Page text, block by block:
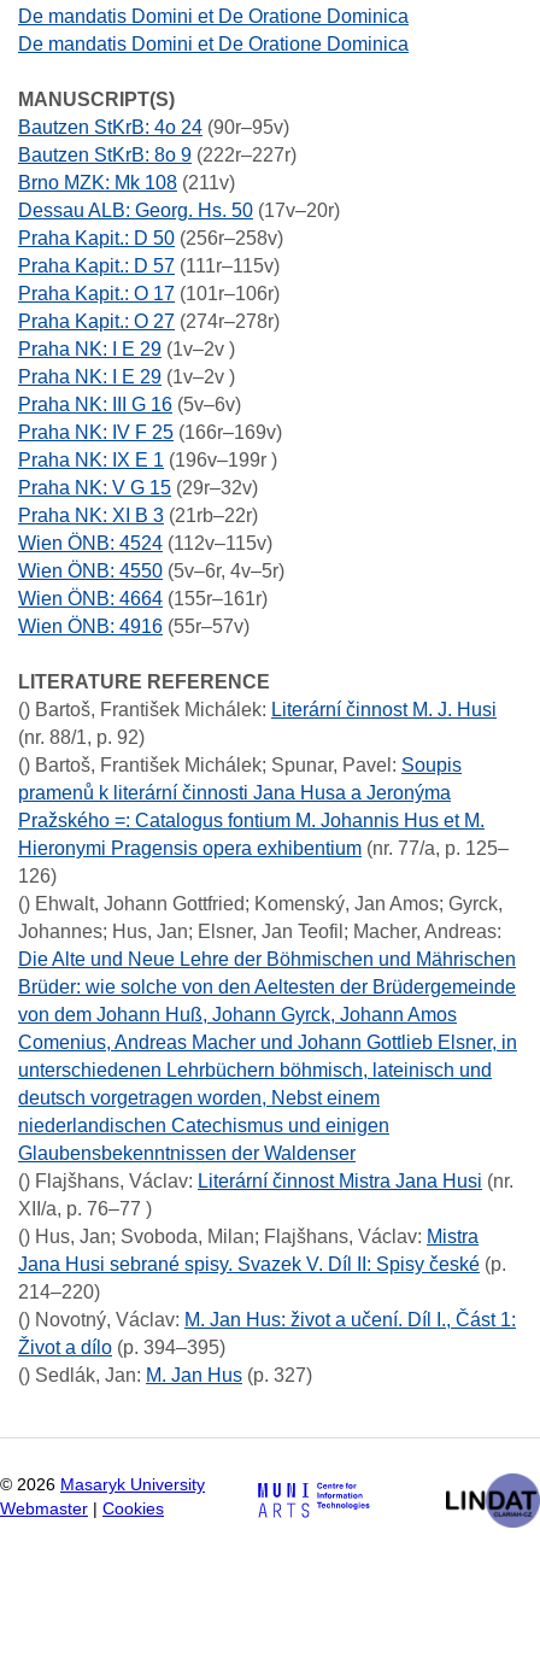
De mandatis Domini et De Oratione Dominica
De mandatis Domini et De Oratione Dominica
MANUSCRIPT(S)
Bautzen StKrB: 4o 24 (90r–95v)
Bautzen StKrB: 8o 9 (222r–227r)
Brno MZK: Mk 108 (211v)
Dessau ALB: Georg. Hs. 50 (17v–20r)
Praha Kapit.: D 50 (256r–258v)
Praha Kapit.: D 57 (111r–115v)
Praha Kapit.: O 17 (101r–106r)
Praha Kapit.: O 27 (274r–278r)
Praha NK: I E 29 (1v–2v )
Praha NK: I E 29 (1v–2v )
Praha NK: III G 16 (5v–6v)
Praha NK: IV F 25 (166r–169v)
Praha NK: IX E 1 (196v–199r )
Praha NK: V G 15 (29r–32v)
Praha NK: XI B 3 (21rb–22r)
Wien ÖNB: 4524 (112v–115v)
Wien ÖNB: 4550 (5v–6r, 4v–5r)
Wien ÖNB: 4664 (155r–161r)
Wien ÖNB: 4916 (55r–57v)
LITERATURE REFERENCE
() Bartoš, František Michálek: Literární činnost M. J. Husi
(nr. 88/1, p. 92)
() Bartoš, František Michálek; Spunar, Pavel : Soupis
pramenů k literární činnosti Jana Husa a Jeronýma
Pražského =: Catalogus fontium M. Johannis Hus et M.
Hieronymi Pragensis opera exhibentium (nr. 77/a, p. 125–
126)
() Ehwalt, Johann Gottfried; Komenský, Jan Amos; Gyrck,
Johannes; Hus, Jan; Elsner, Jan Teofil; Macher, Andreas:
Die Alte und Neue Lehre der Böhmischen und Mährischen
Brüder: wie solche von den Aeltesten der Brüdergemeinde
von dem Johann Huß, Johann Gyrck, Johann Amos
Comenius, Andreas Macher und Johann Gottlieb Elsner, in
unterschiedenen Lehrbüchern böhmisch, lateinisch und
deutsch vorgetragen worden, Nebst einem
niederlandischen Catechismus und einigen
Glaubensbekenntnissen der Waldenser
() Flajšhans, Václav: Literární činnost Mistra Jana Husi (nr.
XII/a, p. 76–77 )
() Hus, Jan; Svoboda, Milan; Flajšhans, Václav: Mistra
Jana Husi sebrané spisy. Svazek V. Díl II: Spisy české (p.
214–220)
() Novotný, Václav: M. Jan Hus: život a učení. Díl I., Část 1:
Život a dílo (p. 394–395)
() Sedlák, Jan: M. Jan Hus (p. 327)
© 2026 Masaryk University
Webmaster
Cookies